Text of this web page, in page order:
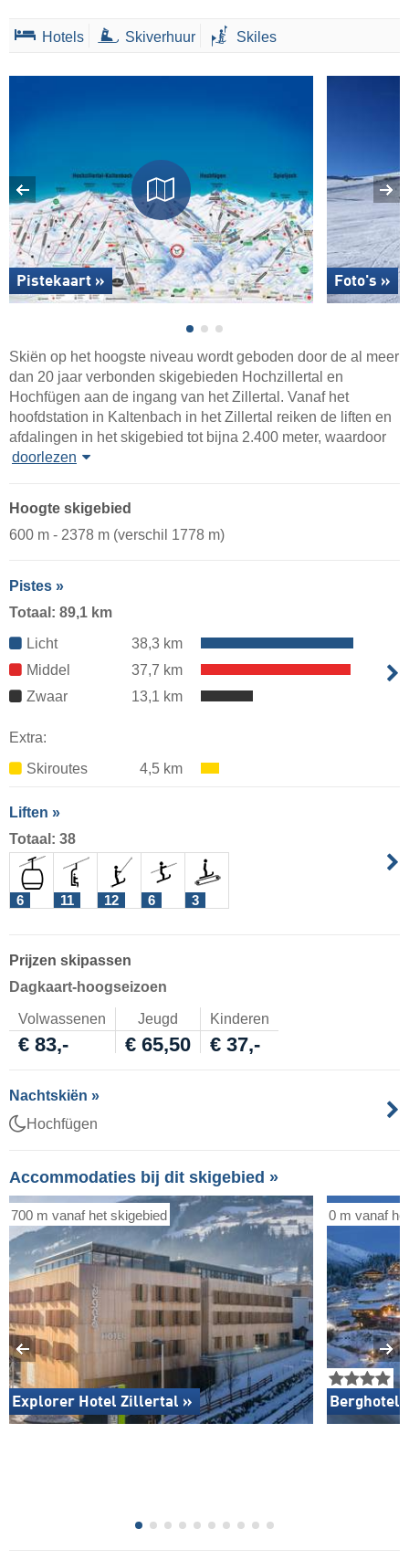
Hotels Skiverhuur Skiles
Pistekaart » Foto's »
Skiën op het hoogste niveau wordt geboden door de al meer
dan 20 jaar verbonden skigebieden Hochzillertal en
Hochfügen aan de ingang van het Zillertal. Vanaf het
hoofdstation in Kaltenbach in het Zillertal reiken de liften en
afdalingen in het skigebied tot bijna 2.400 meter, waardoor
doorlezen
Hoogte skigebied
600 m - 2378 m (verschil 1778 m)
Pistes »
Totaal: 89,1 km
Licht
38,3 km
Middel
37,7 km
Zwaar
13,1 km
Extra:
Skiroutes
4,5 km
Liften »
Totaal: 38
6 11 12 6 3
Prijzen skipassen
Dagkaart-hoogseizoen
Volwassenen Jeugd Kinderen
€ 83,- € 65,50 € 37,-
Nachtskiën »
Hochfügen
Accommodaties bij dit skigebied »
700 m vanaf het skigebied
Explorer Hotel Zillertal »
0 m vanaf
Berghotel